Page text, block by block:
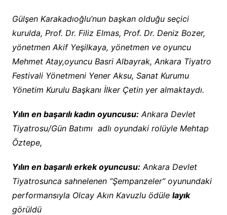
Gülşen Karakadıoğlu’nun başkan olduğu seçici
kurulda, Prof. Dr. Filiz Elmas, Prof. Dr. Deniz Bozer,
yönetmen Akif Yeşilkaya, yönetmen ve oyuncu
Mehmet Atay,oyuncu Basri Albayrak, Ankara Tiyatro
Festivali Yönetmeni Yener Aksu, Sanat Kurumu
Yönetim Kurulu Başkanı İlker Çetin yer almaktaydı.
Yılın en başarılı kadın oyuncusu:Ankara Devlet
Tiyatrosu/Gün Batımı adlı oyundaki rolüyle Mehtap
Öztepe,
Yılın en başarılı erkek oyuncusu:Ankara Devlet
Tiyatrosunca sahnelenen ‘’Şempanzeler’’ oyunundaki
performansıyla Olcay Akın Kavuzlu ödüle layık
görüldü